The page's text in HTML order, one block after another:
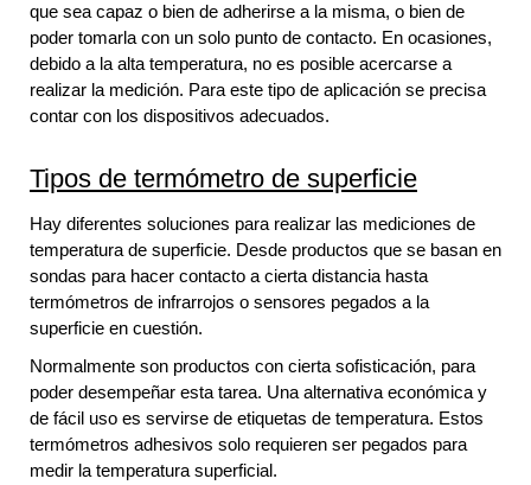
que sea capaz o bien de adherirse a la misma, o bien de
poder tomarla con un solo punto de contacto. En ocasiones,
debido a la alta temperatura, no es posible acercarse a
realizar la medición. Para este tipo de aplicación se precisa
contar con los dispositivos adecuados.
Tipos de termómetro de superficie
Hay diferentes soluciones para realizar las mediciones de
temperatura de superficie. Desde productos que se basan en
sondas para hacer contacto a cierta distanciahasta
termómetros de infrarrojos o sensores pegados a la
superficie en cuestión.
Normalmente son productos con cierta sofisticación, para
poder desempeñar esta tarea. Una alternativa económica y
de fácil uso es servirse de etiquetas de temperatura. Estos
termómetros adhesivos solo requieren ser pegados para
medir la temperatura superficial.